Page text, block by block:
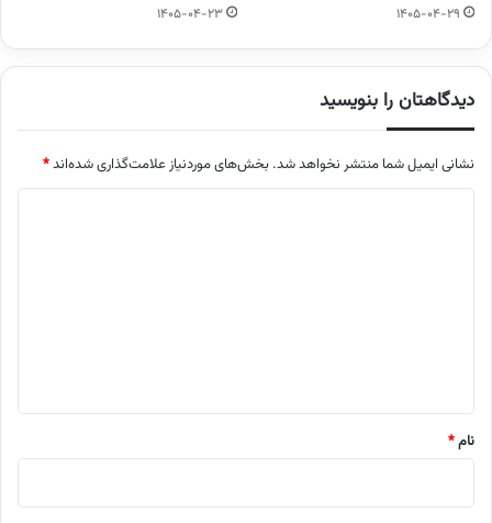
1405-04-29
1405-04-23
دیدگاهتان را بنویسید
نشانی ایمیل شما منتشر نخواهد شد. بخش‌های موردنیاز علامت‌گذاری شده‌اند*
نام*